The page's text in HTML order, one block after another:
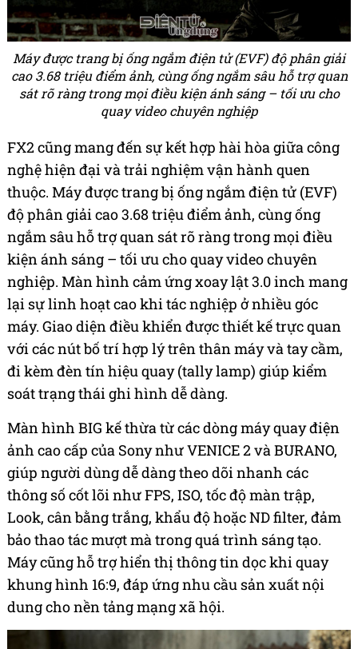
Máy được trang bị ống ngắm điện tử (EVF) độ phân giải
cao 3.68 triệu điểm ảnh, cùng ống ngắm sâu hỗ trợ quan
sát rõ ràng trong mọi điều kiện ánh sáng – tối ưu cho
quay video chuyên nghiệp
FX2 cũng mang đến sự kết hợp hài hòa giữa công
nghệ hiện đại và trải nghiệm vận hành quen
thuộc. Máy được trang bị ống ngắm điện tử (EVF)
độ phân giải cao 3.68 triệu điểm ảnh, cùng ống
ngắm sâu hỗ trợ quan sát rõ ràng trong mọi điều
kiện ánh sáng – tối ưu cho quay video chuyên
nghiệp. Màn hình cảm ứng xoay lật 3.0 inch mang
lại sự linh hoạt cao khi tác nghiệp ở nhiều góc
máy. Giao diện điều khiển được thiết kế trực quan
với các nút bố trí hợp lý trên thân máy và tay cầm,
đi kèm đèn tín hiệu quay (tally lamp) giúp kiểm
soát trạng thái ghi hình dễ dàng.
Màn hình BIG kế thừa từ các dòng máy quay điện
ảnh cao cấp của Sony như VENICE 2 và BURANO,
giúp người dùng dễ dàng theo dõi nhanh các
thông số cốt lõi như FPS, ISO, tốc độ màn trập,
Look, cân bằng trắng, khẩu độ hoặc ND filter, đảm
bảo thao tác mượt mà trong quá trình sáng tạo.
Máy cũng hỗ trợ hiển thị thông tin dọc khi quay
khung hình 16:9, đáp ứng nhu cầu sản xuất nội
dung cho nền tảng mạng xã hội.